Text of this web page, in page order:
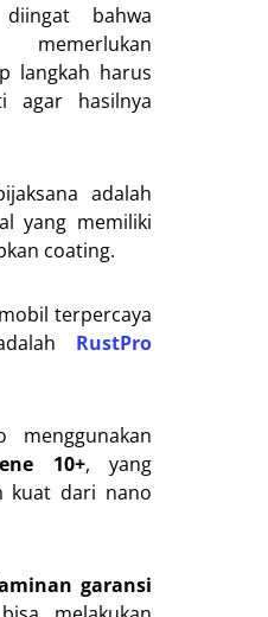
bahwa
langkah harus
agar hasilnya
adalah
yang memiliki
coating.
terpercaya
RustPro
10+, yang
kuat dari nano
garansi